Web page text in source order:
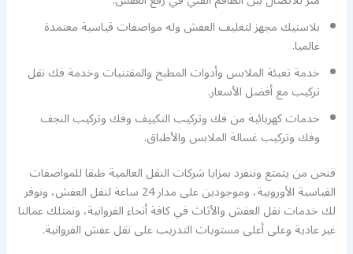
بلاستيك مجهز لتغليف العفش وله مواصفات قياسية معتمدة
عالميا.
خدمة تعبئة الملابس وأدوات المطبخ والمقتنيات وخدمة فك نقل
تركيب مع أفضل الأسعار.
خدمات كهربائية من فك وتركيب التكييف وفك وتركيب النجف
وفك وتركيب غسالة الملابس والأطباق.
فنحن من يتمتع وننفرد بمزايا شركات النقل العالمية طبقا للمواصفات
القياسية الأوروبية، وموجودين على مدار 24 ساعة لنقل العفش، ونوفر
لك خدمات نقل العفش والأثاث في كافة أنحاء الفروانية، ونمتلك عمالنا
غير عادية وعلى أعلى مستويات التدريب على نقل عفش الفروانية.